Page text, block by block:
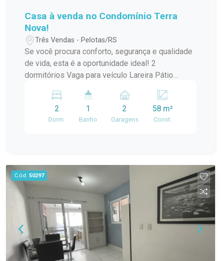
Casa à venda no Condomínio Terra
Nova!
Três Vendas - Pelotas/RS
Se você procura conforto, segurança e qualidade
de vida, esta é a oportunidade ideal! 2
dormitórios Vaga para veículo Lareira Pátio
e segurança para toda a família. Agende sua
visita e venha conhecer seu novo lar!
2
Dorm.
1
Banho
2
Garagens
58 m²
Const.
Cód. 50297